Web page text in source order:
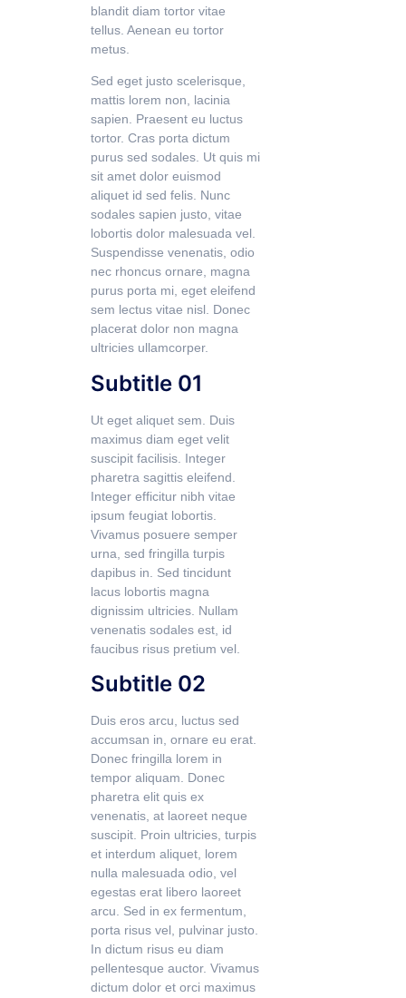
blandit diam tortor vitae
tellus. Aenean eu tortor
metus.
Sed eget justo scelerisque,
mattis lorem non, lacinia
sapien. Praesent eu luctus
tortor. Cras porta dictum
purus sed sodales. Ut quis mi
sit amet dolor euismod
aliquet id sed felis. Nunc
sodales sapien justo, vitae
lobortis dolor malesuada vel.
Suspendisse venenatis, odio
nec rhoncus ornare, magna
purus porta mi, eget eleifend
sem lectus vitae nisl. Donec
placerat dolor non magna
ultricies ullamcorper.
Subtitle 01
Ut eget aliquet sem. Duis
maximus diam eget velit
suscipit facilisis. Integer
pharetra sagittis eleifend.
Integer efficitur nibh vitae
ipsum feugiat lobortis.
Vivamus posuere semper
urna, sed fringilla turpis
dapibus in. Sed tincidunt
lacus lobortis magna
dignissim ultricies. Nullam
venenatis sodales est, id
faucibus risus pretium vel.
Subtitle 02
Duis eros arcu, luctus sed
accumsan in, ornare eu erat.
Donec fringilla lorem in
tempor aliquam. Donec
pharetra elit quis ex
venenatis, at laoreet neque
suscipit. Proin ultricies, turpis
et interdum aliquet, lorem
nulla malesuada odio, vel
egestas erat libero laoreet
arcu. Sed in ex fermentum,
porta risus vel, pulvinar justo.
In dictum risus eu diam
pellentesque auctor. Vivamus
dictum dolor et orci maximus